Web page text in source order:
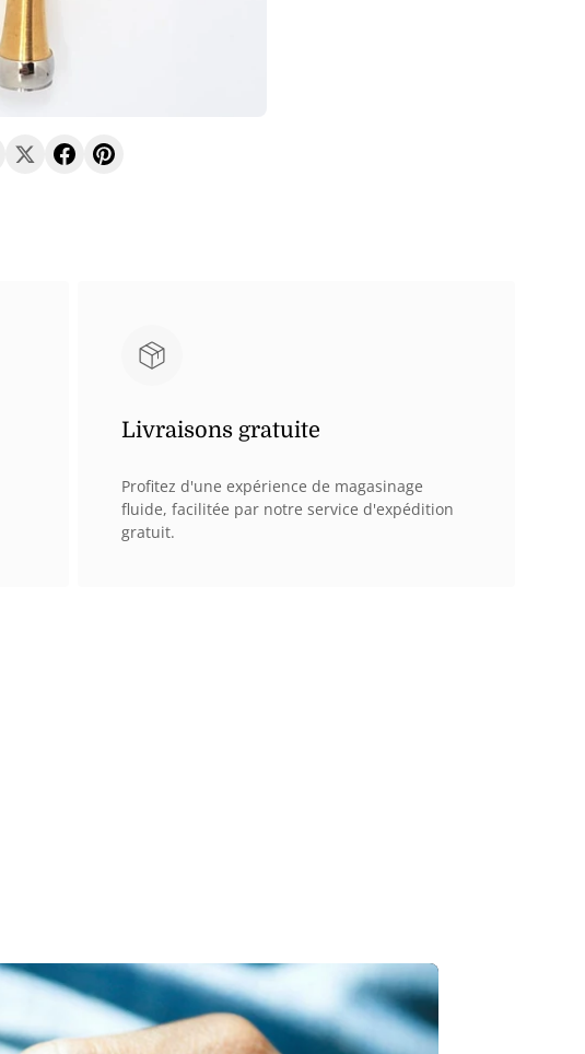
multimédia
dans
la
de
Livraisons gratuite
Profitez d'une expérience de magasinage
fluide, facilitée par notre service d'expédition
gratuit.